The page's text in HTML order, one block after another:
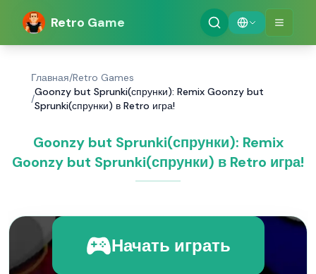
Retro Game
Главная/Retro Games
/
Goonzy but Sprunki(спрунки): Remix Goonzy but
Sprunki(спрунки) в Retro игра!
Goonzy but Sprunki(спрунки): Remix
Goonzy but Sprunki(спрунки) в Retro игра!
Начать играть